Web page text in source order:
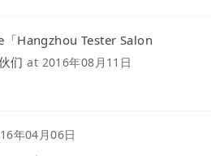
Hangzhou Tester Salon
们 at 2016年08月11日
年04月06日